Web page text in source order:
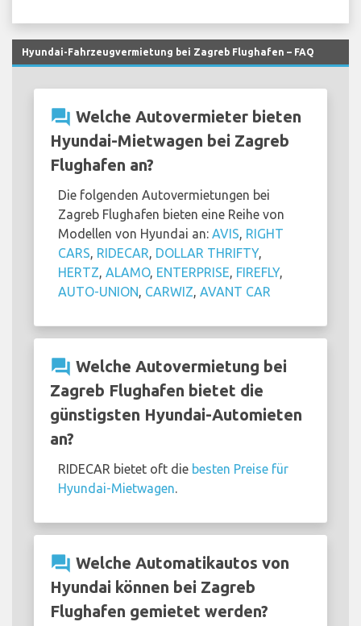
Hyundai-Fahrzeugvermietung bei Zagreb Flughafen – FAQ
question_answer Welche Autovermieter bieten
Hyundai-Mietwagen bei Zagreb
Flughafen an?
Die folgenden Autovermietungen bei
Zagreb Flughafen bieten eine Reihe von
Modellen von Hyundai an: AVIS RIGHT
CARS RIDECAR DOLLAR THRIFTY,
HERTZ ALAMO, ENTERPRISE FIREFLY,
AUTO-UNION CARWIZ AVANT CAR
question_answer Welche Autovermietung bei
Zagreb Flughafen bietet die
günstigsten Hyundai-Automieten
an?
RIDECAR bietet oft die besten Preise für
Hyundai-Mietwagen
question_answer Welche Automatikautos von
Hyundai können bei Zagreb
Flughafen gemietet werden?